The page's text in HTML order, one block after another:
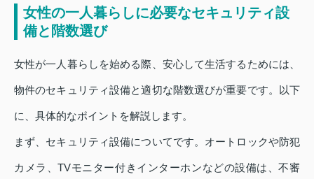
女性の一人暮らしに必要なセキュリティ設
備と階数選び
女性が一人暮らしを始める際、安心して生活するためには、
物件のセキュリティ設備と適切な階数選びが重要です。以下
に、具体的なポイントを解説します。
まず、セキュリティ設備についてです。オートロックや防犯
カメラ、TVモニター付きインターホンなどの設備は、不審